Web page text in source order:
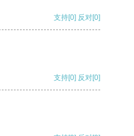
支持[0] 反对[0]
支持[0] 反对[0]